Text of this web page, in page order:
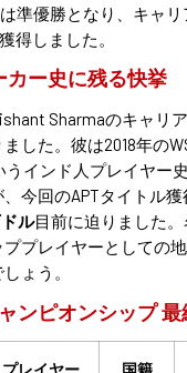
準優勝となり、キャリ
得しました。
カー史に残る快挙
Sharmaのキャリ
した。彼は2018年の
うインド人プレイヤー
今回のAPTタイトル
ル目前に迫りました
プレイヤーとしての
ょう。
ンピオンシップ
プレイヤー 国籍